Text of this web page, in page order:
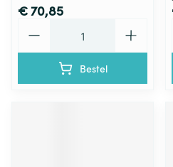
€ 70,85
Bestel